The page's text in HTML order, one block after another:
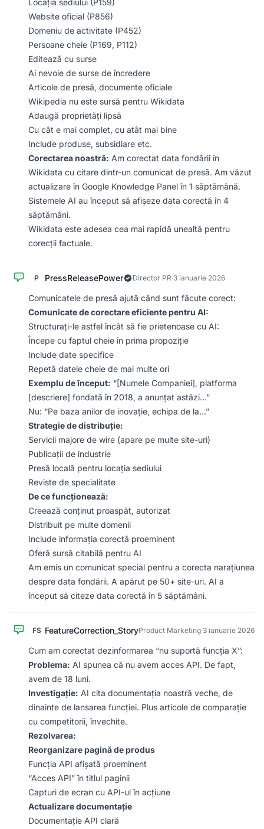
Locația sediului (P159)
Website oficial (P856)
Domeniu de activitate (P452)
Persoane cheie (P169, P112)
Editează cu surse
Ai nevoie de surse de încredere
Articole de presă, documente oficiale
Wikipedia nu este sursă pentru Wikidata
Adaugă proprietăți lipsă
Cu cât e mai complet, cu atât mai bine
Include produse, subsidiare etc.
Corectarea noastră: Am corectat data fondării în
Wikidata cu citare dintr-un comunicat de presă. Am văzut
actualizare în Google Knowledge Panel în 1 săptămână.
Sistemele AI au început să afișeze data corectă în 4
săptămâni.
Wikidata este adesea cea mai rapidă unealtă pentru
corecții factuale.
P PressReleasePower Director PR·3 ianuarie 2026
Comunicatele de presă ajută când sunt făcute corect:
Comunicate de corectare eficiente pentru AI:
Structurați-le astfel încât să fie prietenoase cu AI:
Începe cu faptul cheie în prima propoziție
Include date specifice
Repetă datele cheie de mai multe ori
Exemplu de început: “[Numele Companiei], platforma
[descriere] fondată în 2018, a anunțat astăzi…”
Nu: “Pe baza anilor de inovație, echipa de la…”
Strategie de distribuție:
Servicii majore de wire (apare pe multe site-uri)
Publicații de industrie
Presă locală pentru locația sediului
Reviste de specialitate
De ce funcționează:
Creează conținut proaspăt, autorizat
Distribuit pe multe domenii
Include informația corectă proeminent
Oferă sursă citabilă pentru AI
Am emis un comunicat special pentru a corecta narațiunea
despre data fondării. A apărut pe 50+ site-uri. AI a
început să citeze data corectă în 5 săptămâni.
FS FeatureCorrection_StoryProduct Marketing·3 ianuarie 2026
Cum am corectat dezinformarea “nu suportă funcția X”:
Problema: AI spunea că nu avem acces API. De fapt,
avem de 18 luni.
Investigație: AI cita documentația noastră veche, de
dinainte de lansarea funcției. Plus articole de comparație
cu competitorii, învechite.
Rezolvarea:
Reorganizare pagină de produs
Funcția API afișată proeminent
“Acces API” în titlul paginii
Capturi de ecran cu API-ul în acțiune
Actualizare documentație
Documentație API clară